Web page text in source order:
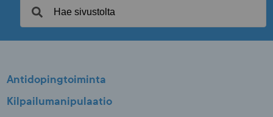
Antidopingtoiminta
Kilpailumanipulaatio